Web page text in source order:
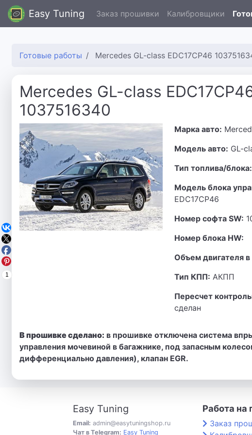
Easy Tuning Заказ прошивки Калибровщики
Готовые работы Mercedes GL-class EDC17CP46
Mercedes GL-class
1037516340
Марка авто:
Модель авто: GL-
Тип топлива/блока:
Модель блока
EDC17CP46
Номер софта SW:
Номер блока HW:
Объем двигателя в
Тип КПП: АКПП
Пересчет
сделан
В прошивке сделано: в прошивке отключена система
управления мочевиной в багажнике, под запасным
дифференциально давления), клапан EGR.
1
Easy Tuning
Email: admin@easytuningshop.ru
Чат в Telegram: Easy Tuning
Работа на
Заказ